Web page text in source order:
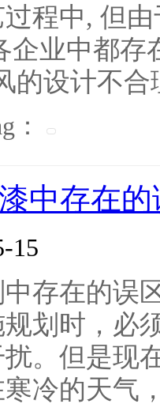
程中, 但
企业中都存
的设计不合
：
中存在
15
存在的误
划时，必
。但是现
冷的天气